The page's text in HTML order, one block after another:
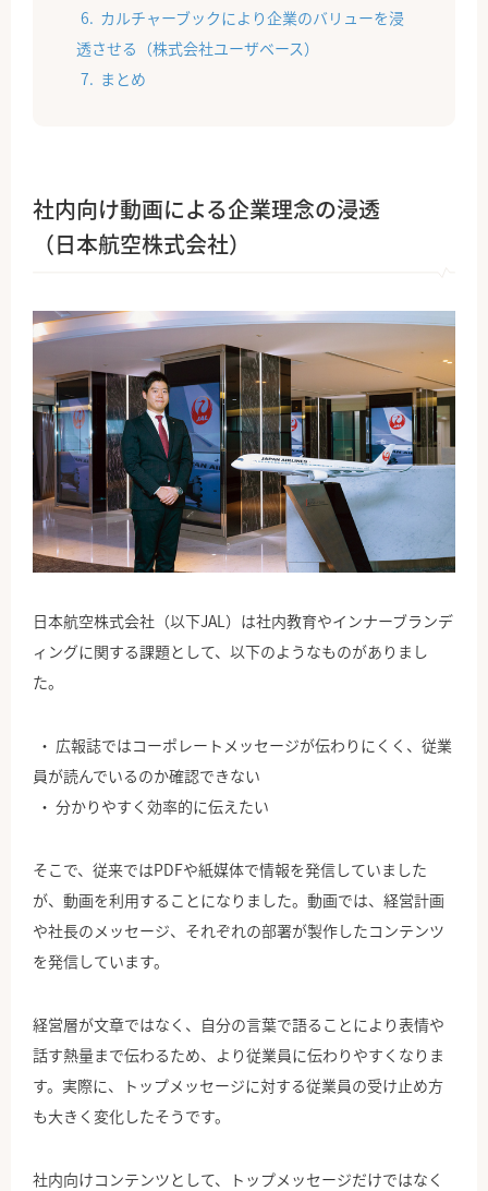
カルチャーブックにより企業のバリューを浸
透させる（株式会社ユーザベース）
まとめ
社内向け動画による企業理念の浸透
（日本航空株式会社）
日本航空株式会社（以下JAL）は社内教育やインナーブランデ
ィングに関する課題として、以下のようなものがありまし
た。
広報誌ではコーポレートメッセージが伝わりにくく、従業
員が読んでいるのか確認できない
分かりやすく効率的に伝えたい
そこで、従来ではPDFや紙媒体で情報を発信していました
が、動画を利用することになりました。動画では、経営計画
や社長のメッセージ、それぞれの部署が製作したコンテンツ
を発信しています。
経営層が文章ではなく、自分の言葉で語ることにより表情や
話す熱量まで伝わるため、より従業員に伝わりやすくなりま
す。実際に、トップメッセージに対する従業員の受け止め方
も大きく変化したそうです。
社内向けコンテンツとして、トップメッセージだけではなく